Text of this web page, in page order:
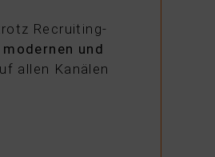
Recruiting-
modernen und
allen Kanälen